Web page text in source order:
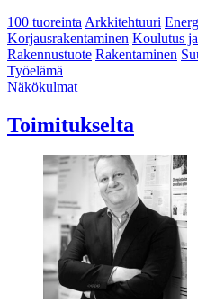
100 tuoreintaArkkitehtuuri
Korjausrakentaminen Koulutus
Rakennustuote Rakentaminen
Työelämä
Näkökulmat
Toimitukselta